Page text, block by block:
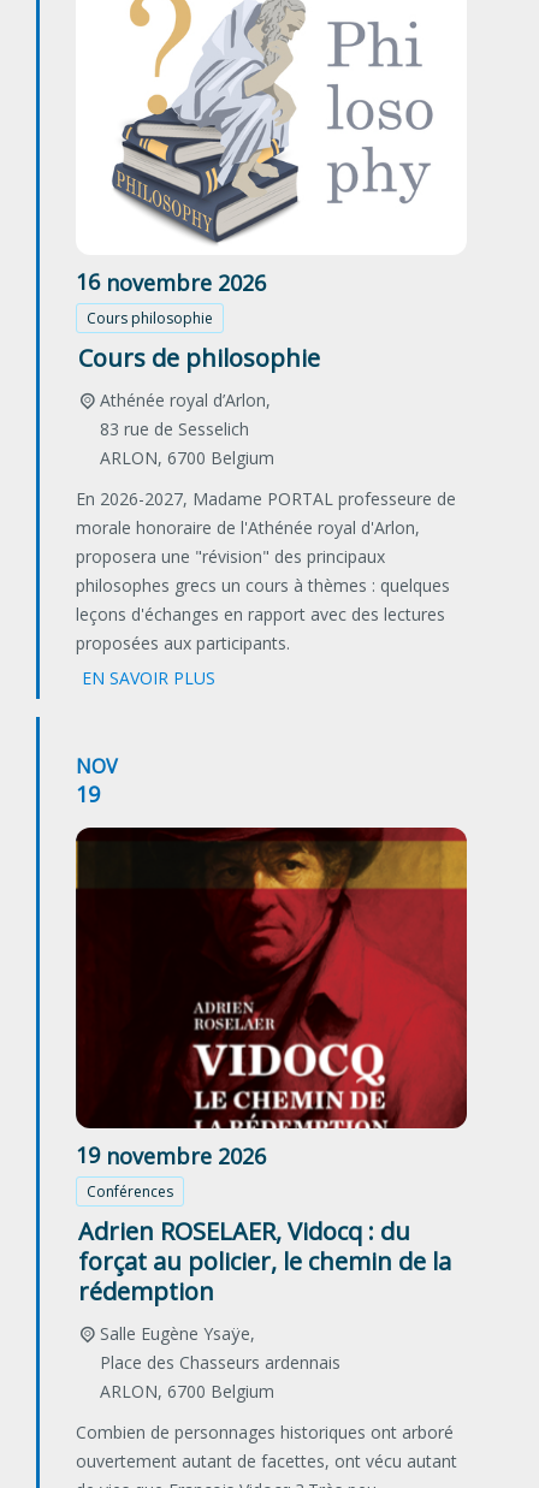
16 novembre 2026
Cours philosophie
Cours de philosophie
Athénée royal d’Arlon,
83 rue de Sesselich
ARLON, 6700 Belgium
En 2026-2027, Madame PORTAL professeure de
morale honoraire de l'Athénée royal d'Arlon,
proposera une "révision" des principaux
philosophes grecs un cours à thèmes : quelques
leçons d'échanges en rapport avec des lectures
proposées aux participants.
EN SAVOIR PLUS
NOV
19
19 novembre 2026
Conférences
Adrien ROSELAER, Vidocq : du
forçat au policier, le chemin de la
rédemption
Salle Eugène Ysaÿe,
Place des Chasseurs ardennais
ARLON, 6700 Belgium
Combien de personnages historiques ont arboré
ouvertement autant de facettes, ont vécu autant